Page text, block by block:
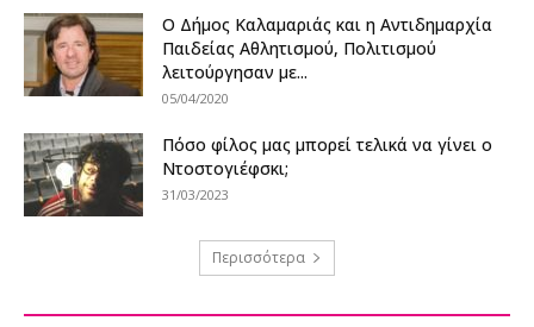
Ο Δήμος Καλαμαριάς και η Αντιδημαρχία
Παιδείας Αθλητισμού, Πολιτισμού
λειτούργησαν με...
05/04/2020
Πόσο φίλος μας μπορεί τελικά να γίνει ο
Ντοστογιέφσκι;
31/03/2023
Περισσότερα